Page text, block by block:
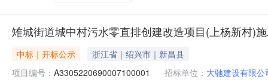
雉城街道城中村污水零直排创建改造项目(上杨新村)
中标｜开标公示
浙江省｜绍兴市｜新昌县
项目编号： A3305220690007100001 招标单位： 大驰建设有限公